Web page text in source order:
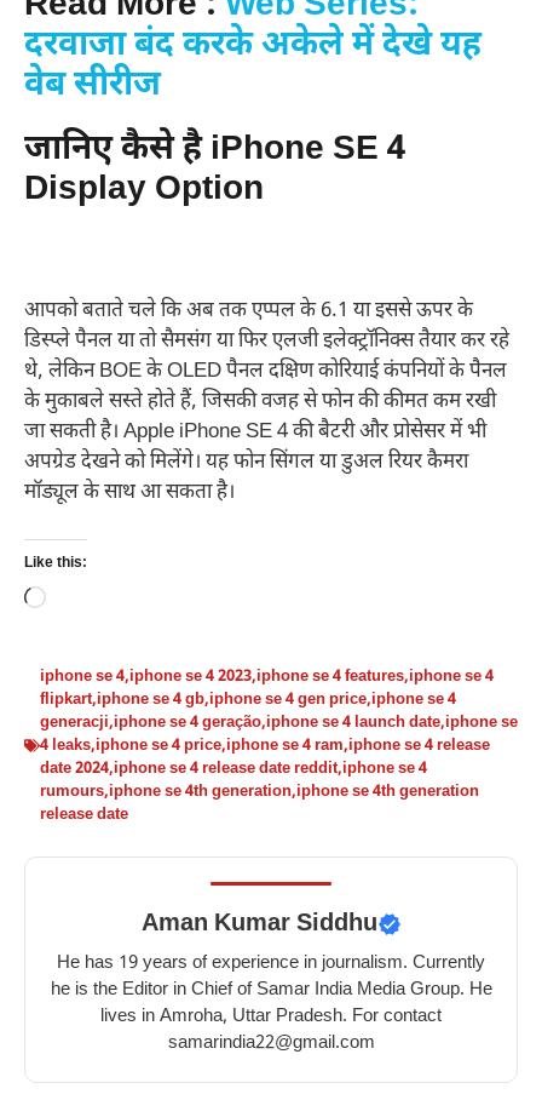
दरवाजा बंद करके अकेले में देखे यह
वेब सीरीज
जानिए कैसे है iPhone SE 4
Display Option
आपको बताते चले कि अब तक एप्पल के 6.1 या इससे ऊपर के
डिस्प्ले पैनल या तो सैमसंग या फिर एलजी इलेक्ट्रॉनिक्स तैयार कर रहे
थे, लेकिन BOE के OLED पैनल दक्षिण कोरियाई कंपनियों के पैनल
के मुकाबले सस्ते होते हैं, जिसकी वजह से फोन की कीमत कम रखी
जा सकती है। Apple iPhone SE 4 की बैटरी और प्रोसेसर में भी
अपग्रेड देखने को मिलेंगे। यह फोन सिंगल या डुअल रियर कैमरा
मॉड्यूल के साथ आ सकता है।
Like this:
Loading…
iphone se 4,iphone se 4 2023,iphone se 4 features,iphone se 4
flipkart,iphone se 4 gb,iphone se 4 gen price,iphone se 4
generacji,iphone se 4 geração,iphone se 4 launch date,iphone se
4 leaks,iphone se 4 price,iphone se 4 ram,iphone se 4 release
date 2024,iphone se 4 release date reddit,iphone se 4
rumours,iphone se 4th generation,iphone se 4th generation
release date
Aman Kumar Siddhu
He has 19 years of experience in journalism. Currently
he is the Editor in Chief of Samar India Media Group. He
lives in Amroha, Uttar Pradesh. For contact
samarindia22@gmail.com